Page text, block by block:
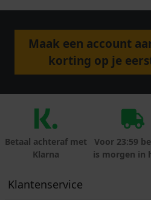
Maak een account
korting op je
Betaal achteraf met
Klarna
Voor 23:59
is morgen in
Klantenservice